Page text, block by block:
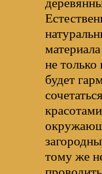
не только
будет
тому же